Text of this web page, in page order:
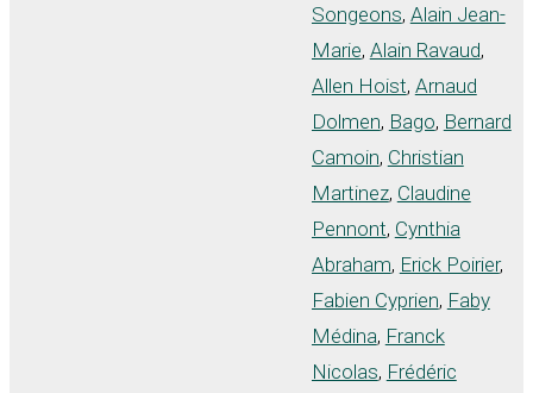
Songeons, Alain Jean-
Marie, Alain Ravaud,
Allen Hoist, Arnaud
Dolmen, Bago, Bernard
Camoin, Christian
Martinez, Claudine
Pennont, Cynthia
Abraham, Erick Poirier,
Fabien Cyprien, Faby
Médina, Franck
Nicolas, Frédéric